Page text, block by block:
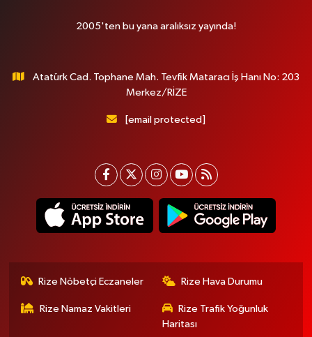
2005'ten bu yana aralıksız yayında!
Atatürk Cad. Tophane Mah. Tevfik Mataracı İş Hanı No: 203
Merkez/RİZE
[email protected]
Rize Nöbetçi Eczaneler Rize Hava Durumu
Rize Namaz Vakitleri
Rize Trafik Yoğunluk
Haritası